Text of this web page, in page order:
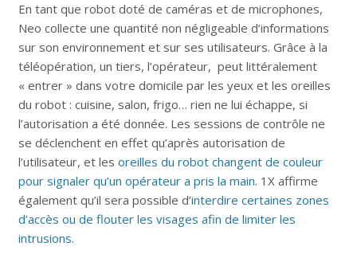
En tant que robot doté de caméras et de microphones,
Neo collecte une quantité non négligeable d’informations
sur son environnement et sur ses utilisateurs. Grâce à la
téléopération, un tiers, l’opérateur, peut littéralement
« entrer » dans votre domicile par les yeux et les oreilles
du robot : cuisine, salon, frigo… rien ne lui échappe, si
l’autorisation a été donnée. Les sessions de contrôle ne
se déclenchent en effet qu’après autorisation de
l’utilisateur, et les oreilles du robot changent de couleur
pour signaler qu’un opérateur a pris la main. 1X affirme
également qu’il sera possible d’interdire certaines zones
d’accès ou de flouter les visages afin de limiter les
intrusions.